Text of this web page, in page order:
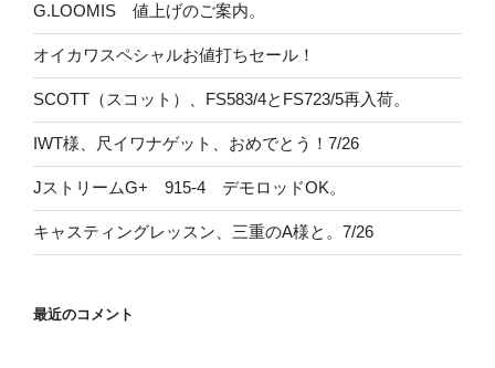
G.LOOMIS 値上げのご案内。
オイカワスペシャルお値打ちセール！
SCOTT（スコット）、FS583/4とFS723/5再入荷。
IWT様、尺イワナゲット、おめでとう！7/26
JストリームG+ 915-4 デモロッドOK。
キャスティングレッスン、三重のA様と。7/26
最近のコメント